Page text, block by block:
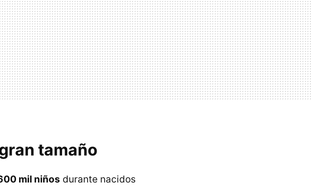
tamaño
mil niños durante nacidos